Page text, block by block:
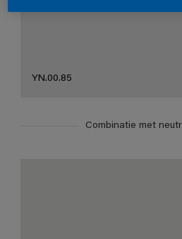
YN.00.85
Combinatie met